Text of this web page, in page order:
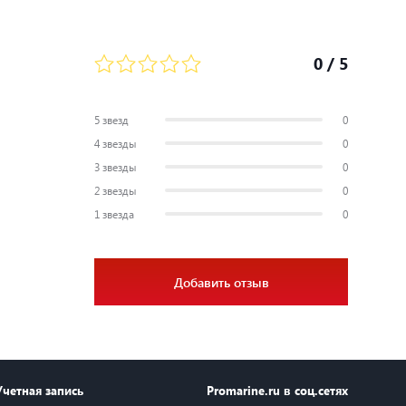
0 / 5
5 звезд
0
4 звезды
0
3 звезды
0
2 звезды
0
1 звезда
0
Добавить отзыв
запись Promarine.ru в соц.сетях